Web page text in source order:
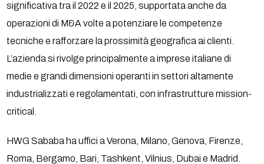
significativa tra il 2022 e il 2025, supportata anche da
operazioni di M&A volte a potenziare le competenze
tecniche e rafforzare la prossimità geografica ai clienti.
L’azienda si rivolge principalmente a imprese italiane di
medie e grandi dimensioni operanti in settori altamente
industrializzati e regolamentati, con infrastrutture mission-
critical.
HWG Sababa ha uffici a Verona, Milano, Genova, Firenze,
Roma, Bergamo, Bari, Tashkent, Vilnius, Dubai e Madrid.